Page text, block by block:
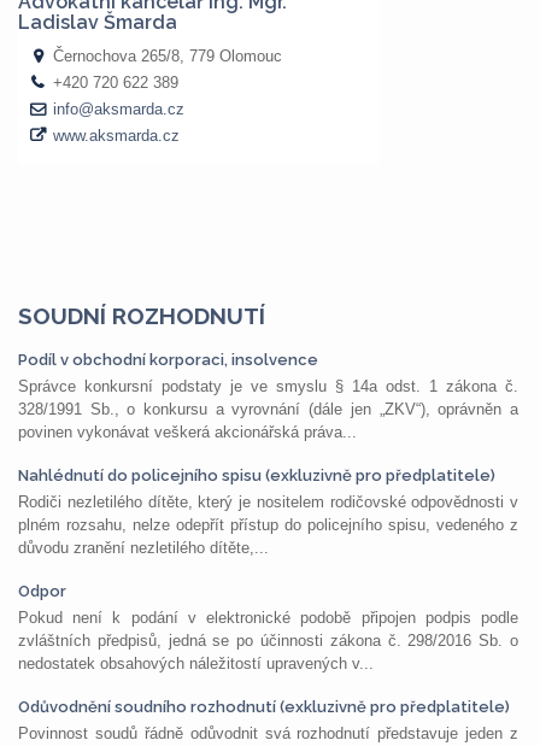
SOUDNÍ ROZHODNUTÍ
Podíl v obchodní korporaci, insolvence
Správce konkursní podstaty je ve smyslu § 14a odst. 1 zákona č.
328/1991 Sb., o konkursu a vyrovnání (dále jen „ZKV“), oprávněn a
povinen vykonávat veškerá akcionářská práva...
Nahlédnutí do policejního spisu (exkluzivně pro předplatitele)
Rodiči nezletilého dítěte, který je nositelem rodičovské odpovědnosti v
plném rozsahu, nelze odepřít přístup do policejního spisu, vedeného z
důvodu zranění nezletilého dítěte,...
Odpor
Pokud není k podání v elektronické podobě připojen podpis podle
zvláštních předpisů, jedná se po účinnosti zákona č. 298/2016 Sb. o
nedostatek obsahových náležitostí upravených v...
Odůvodnění soudního rozhodnutí (exkluzivně pro předplatitele)
Povinnost soudů řádně odůvodnit svá rozhodnutí představuje jeden z